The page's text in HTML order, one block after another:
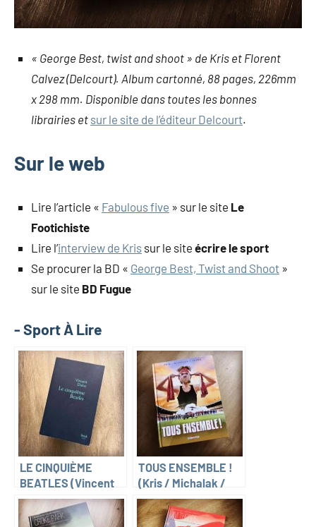
« George Best, twist and shoot » de Kris et Florent
Calvez (Delcourt). Album cartonné, 88 pages, 226mm
x 298 mm. Disponible dans toutes les bonnes
librairies et sur le site de l’éditeur Delcourt.
Sur le web
Lire l’article « Fabulous five » sur le site Le
Footichiste
Lire l’interview de Kris sur le site écrire le sport
Se procurer la BD « George Best, Twist and Shoot »
sur le site BD Fugue
- Sport À Lire
LE CINQUIÈME
BEATLES (Vincent
Duluc)
TOUS ENSEMBLE !
(Kris / Michalak /
Laude)